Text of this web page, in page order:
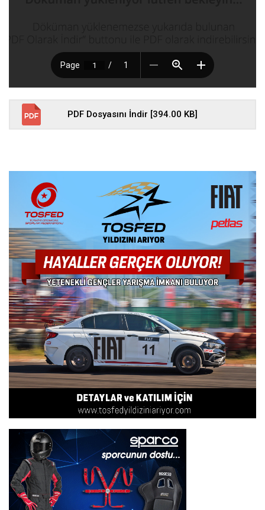
PDF Dosyasını İndir [394.00 KB]